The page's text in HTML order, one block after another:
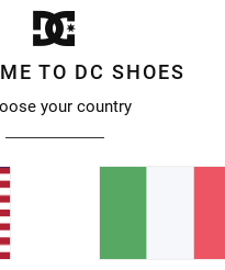
TO DC SHOES
your country